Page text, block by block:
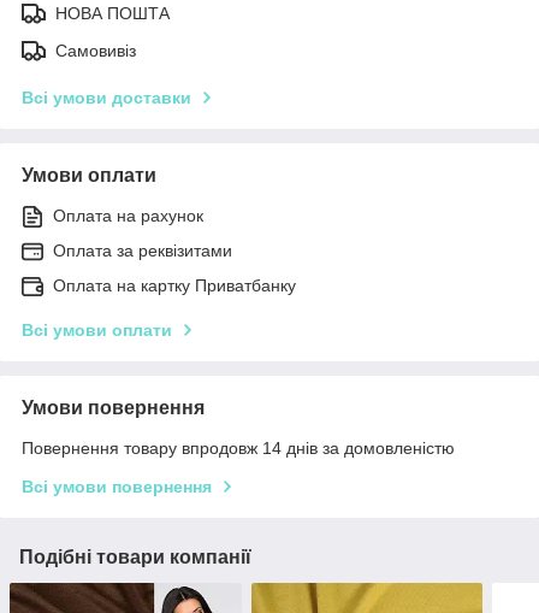
НОВА ПОШТА
Самовивіз
Всі умови доставки
Умови оплати
Оплата на рахунок
Оплата за реквізитами
Оплата на картку Приватбанку
Всі умови оплати
Умови повернення
Повернення товару впродовж 14 днів за домовленістю
Всі умови повернення
Подібні товари компанії